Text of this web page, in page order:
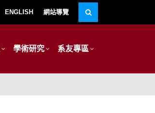
ENGLISH 網站導覽
學術研究 系友專區